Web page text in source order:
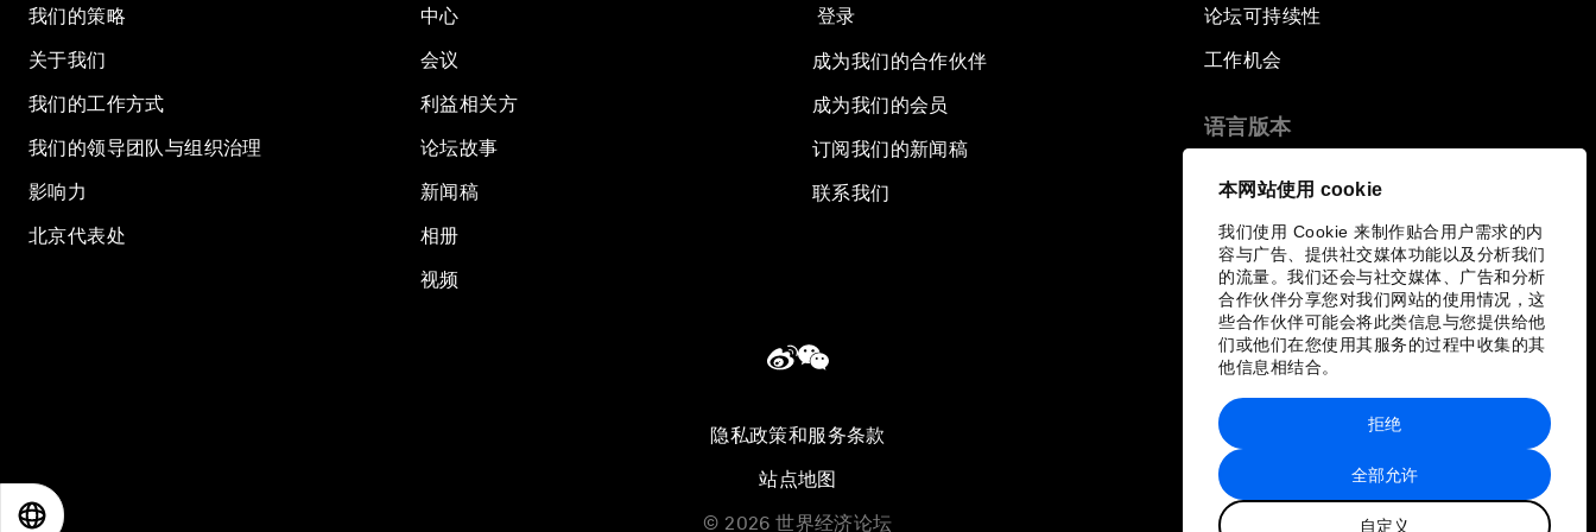
本网站使用 cookie
我们使用 Cookie 来制作贴合用户需求的内
容与广告、提供社交媒体功能以及分析我们
的流量。我们还会与社交媒体、广告和分析
合作伙伴分享您对我们网站的使用情况，这
些合作伙伴可能会将此类信息与您提供给他
们或他们在您使用其服务的过程中收集的其
他信息相结合。
全部允许
自定义
拒绝
我们的策略
关于我们
我们的工作方式
我们的领导团队与组织治理
影响力
北京代表处
中心
会议
利益相关方
论坛故事
新闻稿
相册
视频
登录
成为我们的合作伙伴
成为我们的会员
订阅我们的新闻稿
联系我们
论坛可持续性
工作机会
语言版本
隐私政策和服务条款
站点地图
© 2026 世界经济论坛